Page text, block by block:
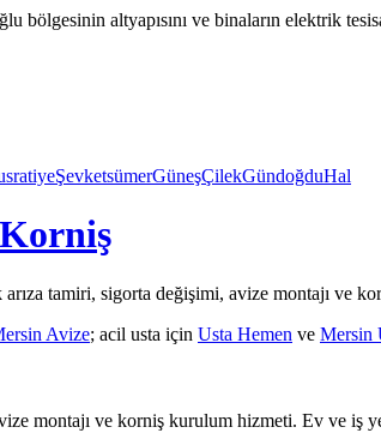
bölgesinin altyapısını ve binaların elektrik
ŞevketsümerGüneşÇilekGündoğduHal
tamiri, sigorta değişimi, avize montajı ve
Avize; acil usta için Usta Hemen ve Mersin
montajı ve korniş kurulum hizmeti. Ev ve iş